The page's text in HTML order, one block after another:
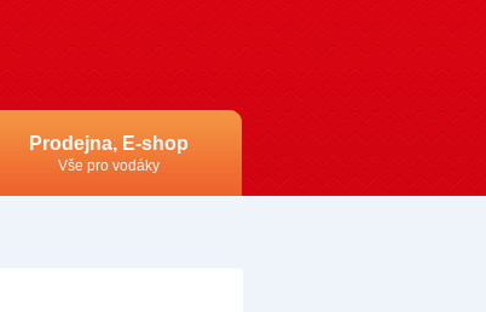
Prodejna, E-shop
Vše pro vodáky